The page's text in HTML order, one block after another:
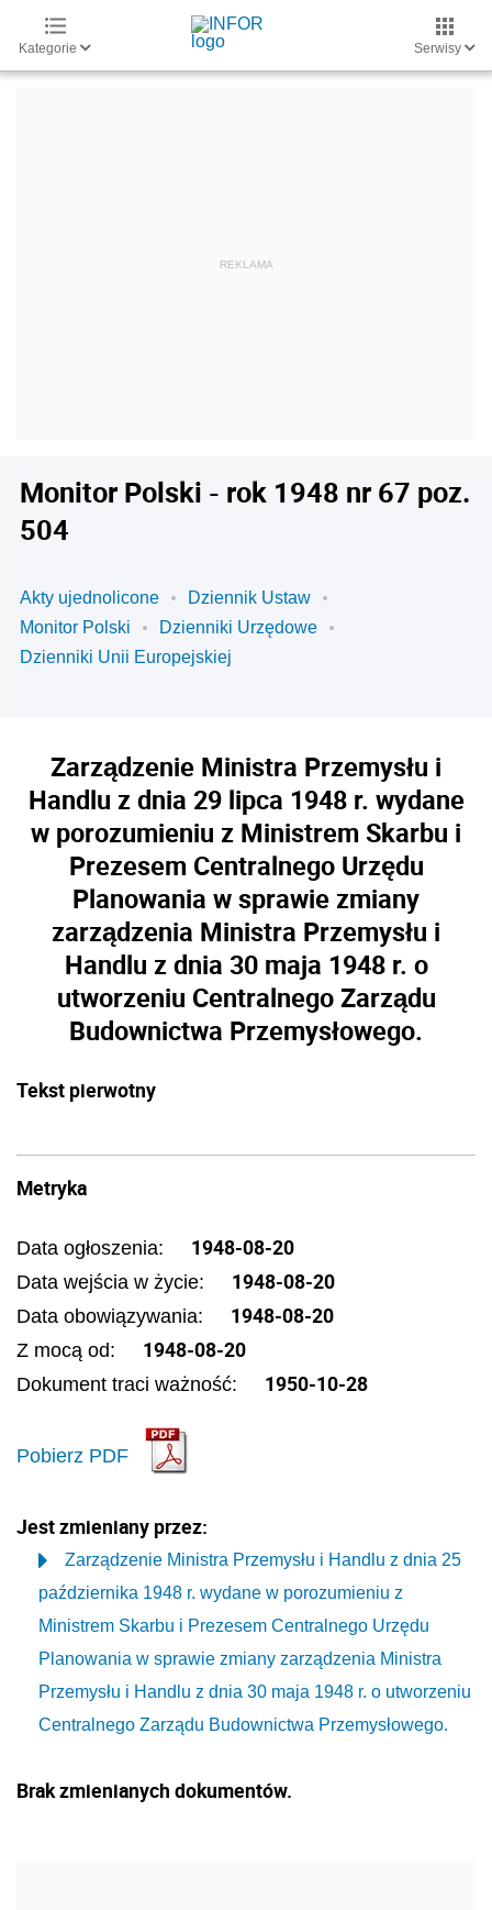
Kategorie Serwisy
Monitor Polski - rok 1948 nr 67 poz.
504
Akty ujednolicone
Dziennik Ustaw
Monitor Polski
Dzienniki Urzędowe
Dzienniki Unii Europejskiej
Zarządzenie Ministra Przemysłu i
Handlu z dnia 29 lipca 1948 r. wydane
w porozumieniu z Ministrem Skarbu i
Prezesem Centralnego Urzędu
Planowania w sprawie zmiany
zarządzenia Ministra Przemysłu i
Handlu z dnia 30 maja 1948 r. o
utworzeniu Centralnego Zarządu
Budownictwa Przemysłowego.
Tekst pierwotny
Metryka
Data ogłoszenia: 1948-08-20
Data wejścia w życie: 1948-08-20
Data obowiązywania: 1948-08-20
Z mocą od: 1948-08-20
Dokument traci ważność: 1950-10-28
Pobierz PDF
Jest zmieniany przez:
Zarządzenie Ministra Przemysłu i Handlu z dnia 25
października 1948 r. wydane w porozumieniu z
Ministrem Skarbu i Prezesem Centralnego Urzędu
Planowania w sprawie zmiany zarządzenia Ministra
Przemysłu i Handlu z dnia 30 maja 1948 r. o utworzeniu
Centralnego Zarządu Budownictwa Przemysłowego.
Brak zmienianych dokumentów.